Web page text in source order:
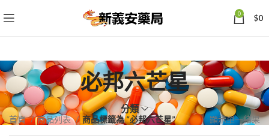
0 $0
必邦六芒星
分類
首頁 商品列表 商品標籤為 “必邦六芒星” 顯示單一結果